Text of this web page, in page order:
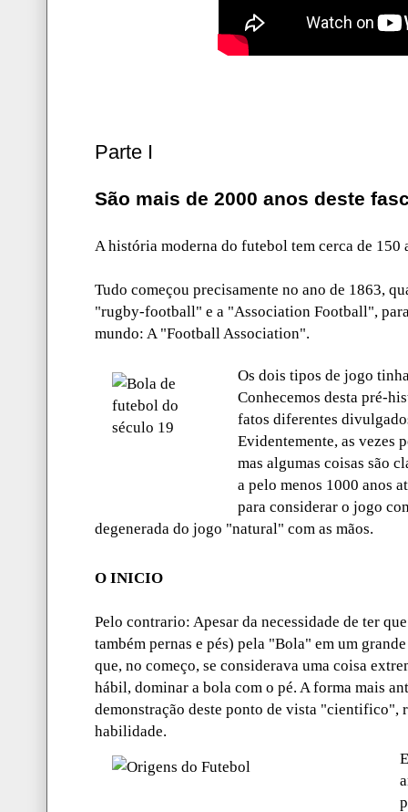
Parte I
São mais de 2000 anos deste
A história moderna do futebol tem cerca de 150
Tudo começou precisamente no ano de 1863,
"rugby-football" e a "Association Football",
mundo: A "Football Association".
Os dois tipos de jogo
Conhecemos desta pré-
fatos diferentes
Evidentemente, as vezes
mas algumas coisas são
a pelo menos 1000 anos
para considerar o jogo
degenerada do jogo "natural" com as mãos.
O INICIO
Pelo contrario: Apesar da necessidade de ter
também pernas e pés) pela "Bola" em um
que, no começo, se considerava uma coisa
hábil, dominar a bola com o pé. A forma mais
demonstração deste ponto de vista "cientifico",
habilidade.